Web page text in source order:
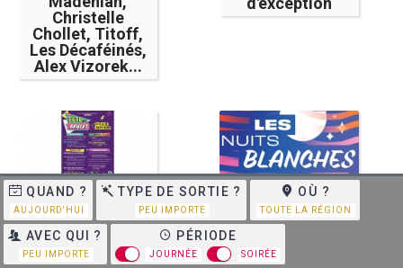
QUAND ?
AUJOURD'HUI
TYPE DE SORTIE ?
PEU IMPORTE
OÙ ?
TOUTE LA RÉGION
AVEC QUI ?
PEU IMPORTE
PÉRIODE
JOURNÉE SOIRÉE
Christelle
Chollet, Titoff,
Les Décaféinés,
Alex Vizorek...
6/08 > 10/08
Le Castellet
Fête du Brûlat
9/07 > 13/08 Hyères
Les Nuits
d'Hyères 2026 :